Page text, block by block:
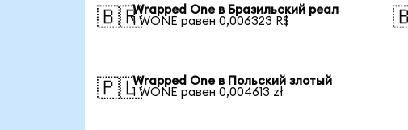
🇧🇷Wrapped One в Бразильский реал
1 WONE равен 0,006323 R$
🇵🇱Wrapped One в Польский злотый
1 WONE равен 0,004613 zł